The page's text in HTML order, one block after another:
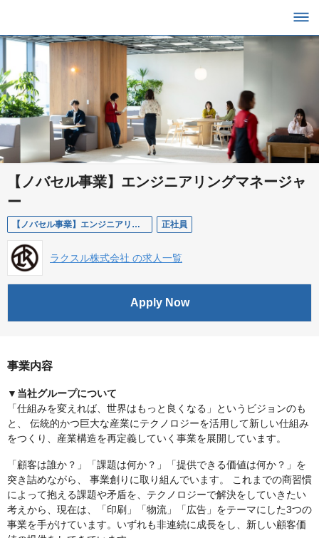
【ノバセル事業】エンジニアリングマネージャ
ー
【ノバセル事業】エンジニアリングマネージャー 正社員
ラクスル株式会社 の求人一覧
Apply Now
事業内容
▼当社グループについて
「仕組みを変えれば、世界はもっと良くなる」というビジョンのも
と、 伝統的かつ巨大な産業にテクノロジーを活用して新しい仕組み
をつくり、産業構造を再定義していく事業を展開しています。
「顧客は誰か？」「課題は何か？」「提供できる価値は何か？」を
突き詰めながら、 事業創りに取り組んでいます。 これまでの商習慣
によって抱える課題や矛盾を、テクノロジーで解決をしていきたい
考えから、現在は、「印刷」「物流」「広告」をテーマにした3つの
事業を手がけています。いずれも非連続に成長をし、新しい顧客価